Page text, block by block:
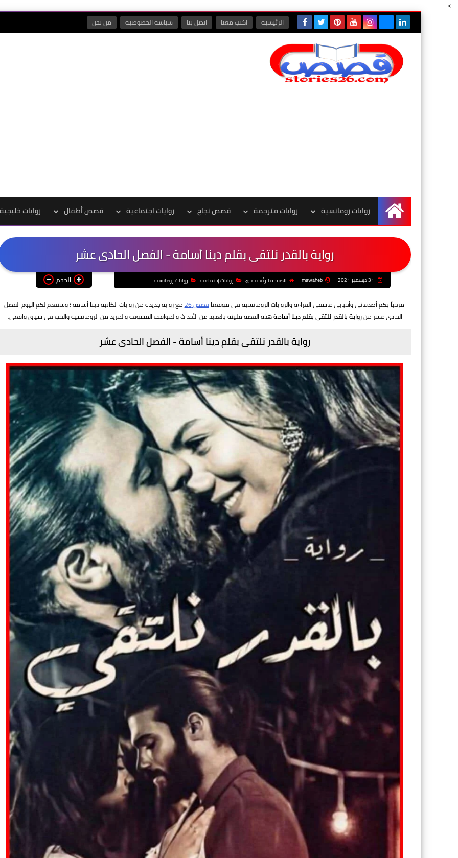
-->
الرئيسية اكتب معنا اتصل بنا سياسة الخصوصية من نحن
الرئيسية
روايات رومانسية روايات مترجمة قصص نجاح روايات اجتماعية قصص أطفال روايات خليجية
رواية بالقدر نلتقى بقلم دينا أسامة - الفصل الحادى عشر
mawaheb الصفحة الرئيسية روايات إجتماعية روايات رومانسية الحجم
مرحباً بكم أصدقائي وأحبابي عاشقي القراءة والروايات الرومانسية في موقعناقصص 26
مع رواية جديدة من روايات الكاتبة دينا أسامة ؛ وسنقدم لكم اليوم الفصل
الحادى عشر منرواية بالقدر نلتقى بقلم دينا أسامةهذه القصة مليئة بالعديد من الأحداث والمواقف المشوقة والمزيد من الرومانسية والحب فى سياق واقعى.
رواية بالقدر نلتقى بقلم دينا أسامة - الفصل الحادى عشر